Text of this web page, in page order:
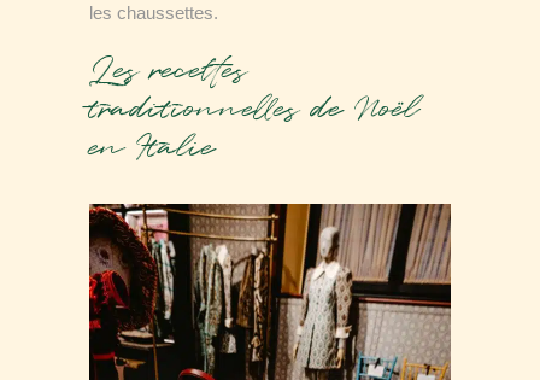
les chaussettes.
Les recettes
traditionnelles de Noël
en Italie